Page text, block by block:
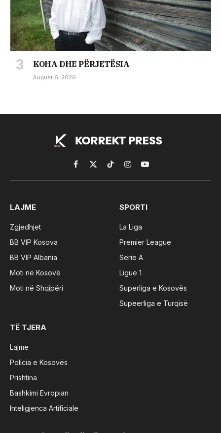
KOHA DHE PËRJETËSIA
August 6, 2026
Facebook
X
(Twitter)
TikTokInstagramYouTube
LAJME
Zgjedhjet
BB VIP Kosova
BB VIP Albania
Moti në Kosovë
Moti në Shqipëri
SPORTI
La Liga
Premier League
Serie A
Ligue 1
Superliga e Kosovës
Supeerliga e Turqisë
TË TJERA
Lajme
Policia e Kosovës
Prishtina
Bashkimi Evropian
Inteligjenca Artificiale